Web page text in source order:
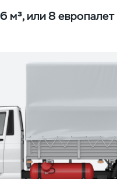
м³, или 8 европалет